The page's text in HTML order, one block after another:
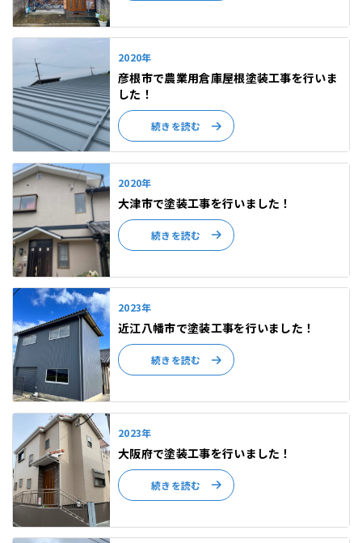
2020年
彦根市で農業用倉庫屋根塗装工事を行いま
した！
続きを読む
2020年
大津市で塗装工事を行いました！
続きを読む
2023年
近江八幡市で塗装工事を行いました！
続きを読む
2023年
大阪府で塗装工事を行いました！
続きを読む